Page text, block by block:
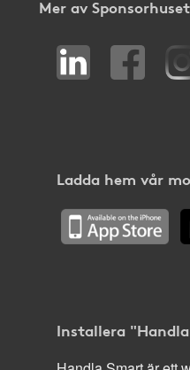
Mer av Sponsorhuset
Ladda hem vår
Installera